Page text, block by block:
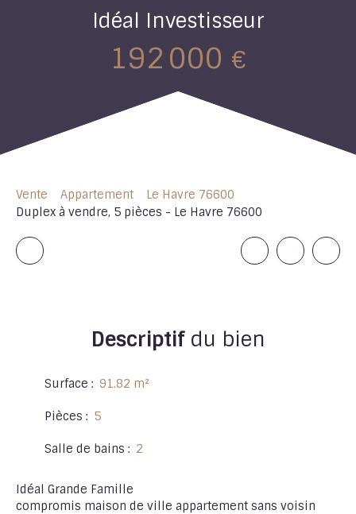
Idéal Investisseur
192 000 €
Vente Appartement
Le Havre 76600
Duplex à vendre, 5 pièces - Le Havre 76600
Descriptifdu bien
Surface : 91.82 m²
Pièces : 5
Salle de bains : 2
Idéal Grande Famille
compromis maison de ville appartement sans voisin